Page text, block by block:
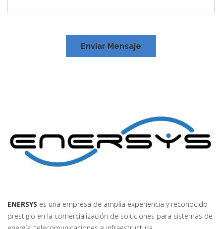
ENERSYS es una empresa de amplia experiencia y reconocido
prestigio en la comercialización de soluciones para sistemas de